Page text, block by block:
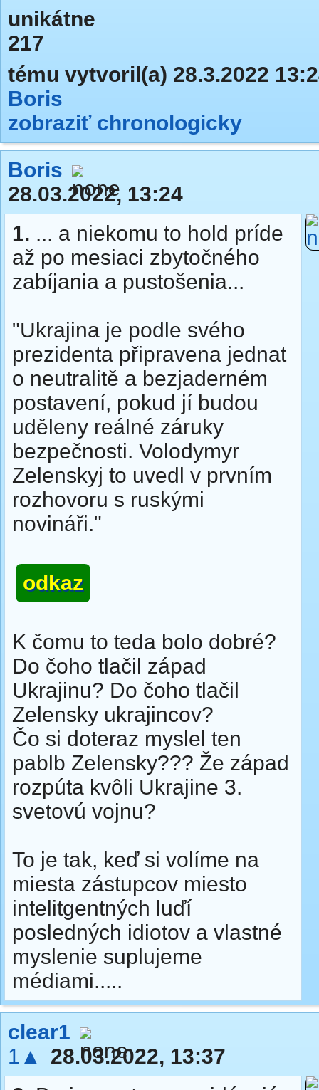
unikátne
217
tému vytvoril(a) 28.3.2022
Boris
zobraziť chronologicky
Boris
28.03.2022, 13:24
1. ... a niekomu to hold príde
až po mesiaci zbytočného
zabíjania a pustošenia...
"Ukrajina je podle svého
prezidenta připravena jednat
o neutralitě a bezjaderném
postavení, pokud jí budou
uděleny reálné záruky
bezpečnosti. Volodymyr
Zelenskyj to uvedl v prvním
rozhovoru s ruskými
novináři."
odkaz
K čomu to teda bolo dobré?
Do čoho tlačil západ
Ukrajinu? Do čoho tlačil
Zelensky ukrajincov?
Čo si doteraz myslel ten
pablb Zelensky??? Že západ
rozpúta kvôli Ukrajine 3.
svetovú vojnu?
To je tak, keď si volíme na
miesta zástupcov miesto
intelitgentných luďí
posledných idiotov a vlastné
myslenie suplujeme
médiami.....
clear1
1▲
28.03.2022, 13:37